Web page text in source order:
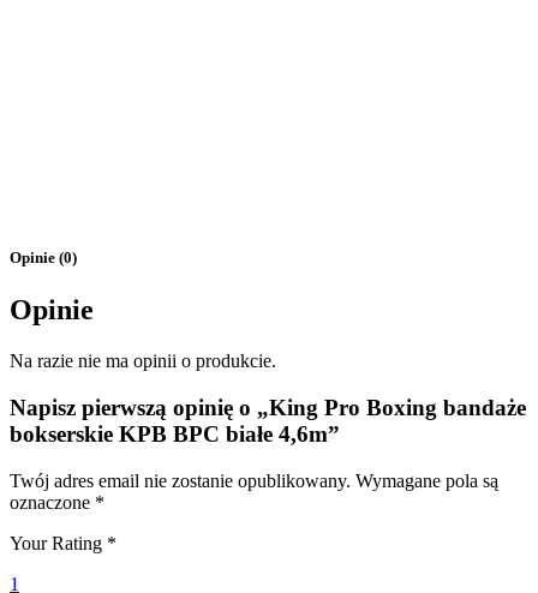
Opinie (0)
Opinie
Na razie nie ma opinii o produkcie.
Napisz pierwszą opinię o „King Pro Boxing bandaże
bokserskie KPB BPC białe 4,6m”
Twój adres email nie zostanie opublikowany. Wymagane pola są
oznaczone *
Your Rating *
1